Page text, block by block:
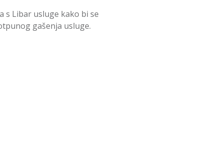
s Libar usluge kako bi se
gašenja usluge.